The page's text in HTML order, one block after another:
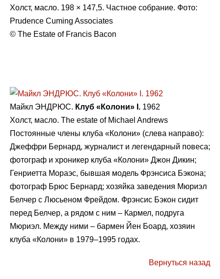
Холст, масло. 198 × 147,5. Частное собрание. Фото:
Prudence Cuming Associates
© The Estate of Francis Bacon
Майкл ЭНДРЮС. Клуб «Колони» I. 1962
Холст, масло. The estate of Michael Andrews
Постоянные члены клуба «Колони» (слева направо):
Джеффри Бернард, журналист и легендарный повеса;
фотограф и хроникер клуба «Колони» Джон Дикин;
Генриетта Мораэс, бывшая модель Фрэнсиса Бэкона;
фотограф Брюс Бернард; хозяйка заведения Мюриэл
Белчер с Люсьеном Фрейдом. Фрэнсис Бэкон сидит
перед Белчер, а рядом с ним – Кармел, подруга
Мюриэл. Между ними – бармен Йeн Боард, хозяин
клуба «Колони» в 1979–1995 годах.
Вернуться назад